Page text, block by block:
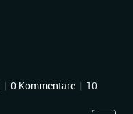
| 0 Kommentare | 10